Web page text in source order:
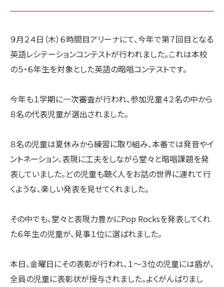
９月２４日（木）６時間目アリーナにて、今年で第７回目となる
英語レシテーションコンテストが行われました。これは本校
の５・６年生を対象とした英語の暗唱コンテストです。
今年も１学期に一次審査が行われ、参加児童４２名の中から
８名の代表児童が選出されました。
８名の児童は夏休みから練習に取り組み、本番では発音やイ
ントネーション、表現に工夫をしながら堂々と暗唱課題を発
表していました。どの児童も聴く人をお話の世界に連れて行
くような、楽しい発表を見せてくれました。
その中でも、堂々と表現力豊かにPop Rocksを発表してくれ
た６年生の児童が、見事１位に選ばれました。
本日、金曜日にその表彰が行われ、１〜３位の児童には盾が、
全員の児童に表彰状が授与されました。よくがんばりまし